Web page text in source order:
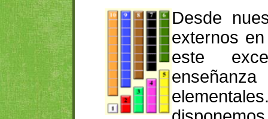
Desde
externos
este